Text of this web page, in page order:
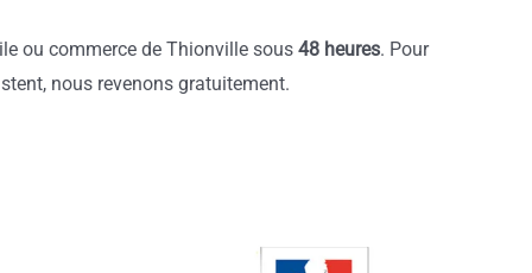
ou commerce de Thionville sous 48 heures. Pour
nous revenons gratuitement.